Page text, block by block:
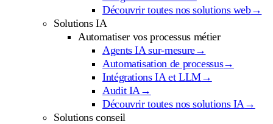
Découvrir toutes nos solutions web→
Solutions IA
Automatiser vos processus métier
Agents IA sur-mesure→
Automatisation de processus→
Intégrations IA et LLM→
Audit IA→
Découvrir toutes nos solutions IA→
Solutions conseil